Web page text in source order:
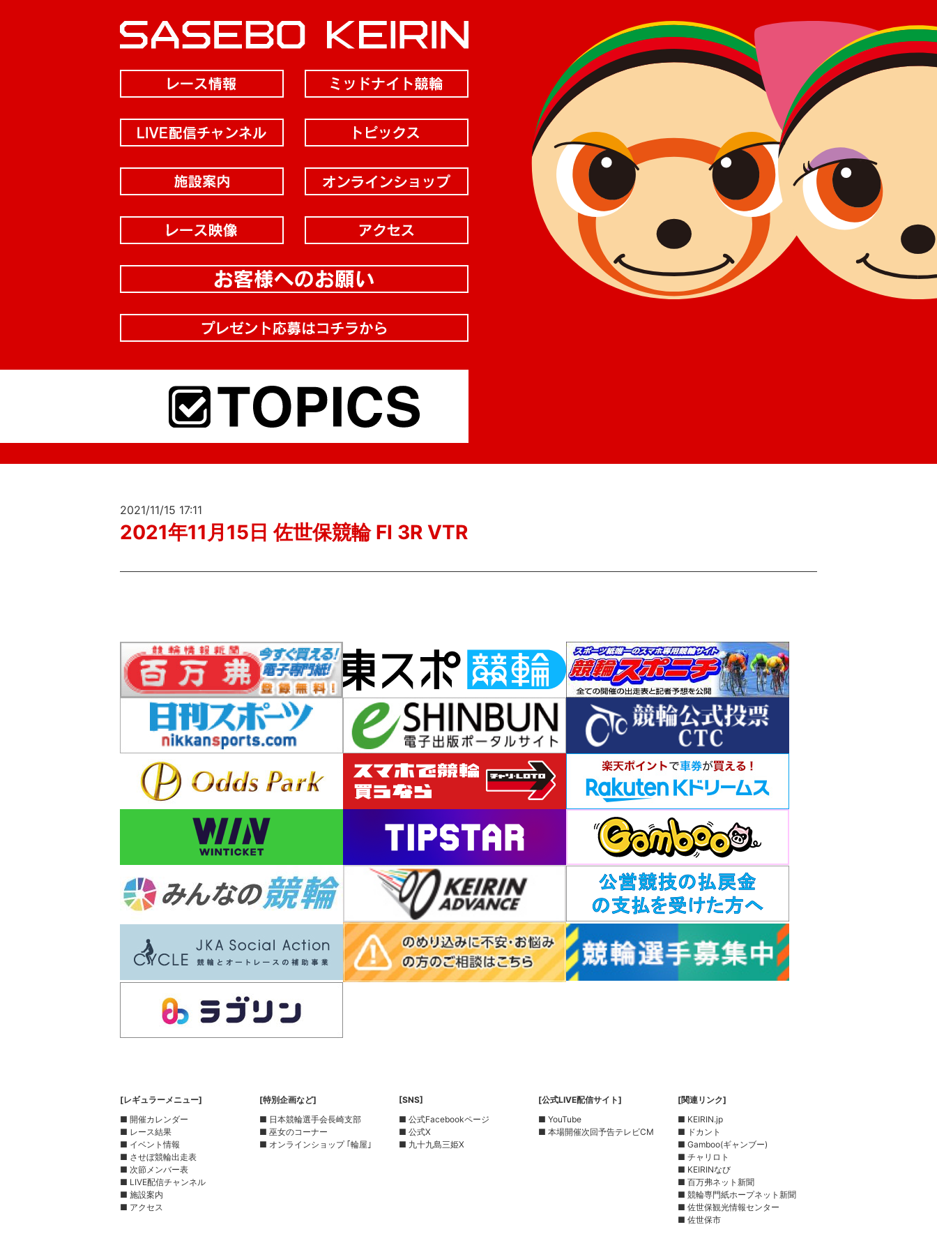
2021/11/15 17:11
2021年11月15日 佐世保競輪 FI 3R VTR
[レギュラーメニュー]
■ 開催カレンダー
■ レース結果
■ イベント情報
■ させぼ競輪出走表
■ 次節メンバー表
■ LIVE配信チャンネル
■ 施設案内
■ アクセス
[特別企画など]
■ 日本競輪選手会長崎支部
■ 巫女のコーナー
■ オンラインショップ ｢輪屋｣
[SNS]
■ 公式Facebookページ
■ 公式X
■ 九十九島三姫X
[公式LIVE配信サイト]
■ YouTube
■ 本場開催次回予告テレビCM
[関連リンク]
■ KEIRIN.jp
■ ドカント
■ Gamboo(ギャンブー)
■ チャリロト
■ KEIRINなび
■ 百万弗ネット新聞
■ 競輪専門紙ホープネット新聞
■ 佐世保観光情報センター
■ 佐世保市